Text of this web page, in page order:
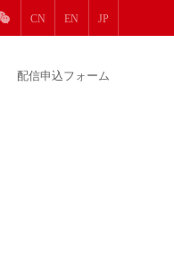
CN EN JP
配信申込フォーム